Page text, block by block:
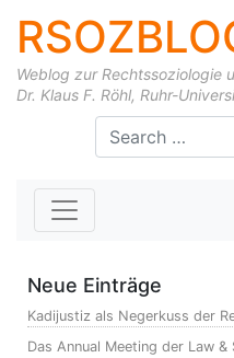
Weblog zur Rechtssoziologie
Dr. Klaus F. Röhl, Ruhr-
Skip to content
Neue Einträge
Kadijustiz als Negerkuss der
Das Annual Meeting der Law